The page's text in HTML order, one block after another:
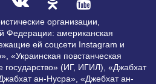
организации,
Федерации: американская
ей соцсети Instagram и
«Украинская повстанческая
(ИГ, ИГИЛ), «Джабхат
ан-Нусра», «Джебхат ан-